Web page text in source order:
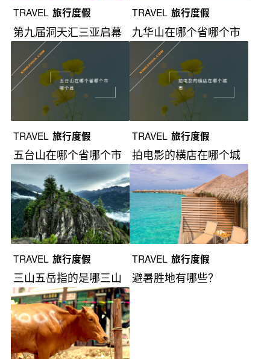
TRAVEL 旅行度假
第九届洞天汇三亚启幕
TRAVEL 旅行度假
九华山在哪个省哪个市
哪个县？
TRAVEL 旅行度假
五台山在哪个省哪个市
哪个县？
TRAVEL 旅行度假
拍电影的横店在哪个城
市？
TRAVEL 旅行度假
三山五岳指的是哪三山
和哪五岳？
TRAVEL 旅行度假
避暑胜地有哪些？